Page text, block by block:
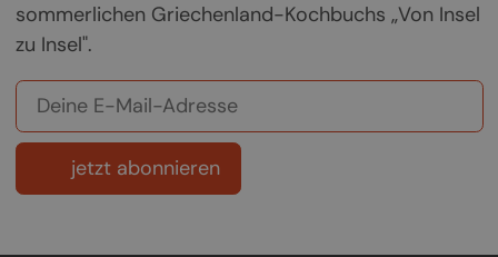
sommerlichen Griechenland-Kochbuchs „Von Insel
zu Insel".
jetzt abonnieren